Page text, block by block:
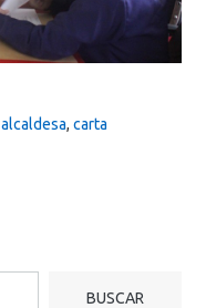
alcaldesa, carta
BUSCAR